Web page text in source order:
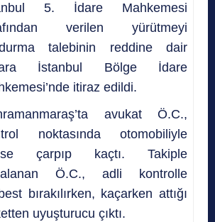
5. İdare Mahkemesi
verilen yürütmeyi
talebinin reddine dair
İstanbul Bölge İdare
itiraz edildi.
avukat Ö.C.,
noktasında otomobiliyle
çarpıp kaçtı. Takiple
Ö.C., adli kontrolle
bırakılırken, kaçarken attığı
uyuşturucu çıktı.